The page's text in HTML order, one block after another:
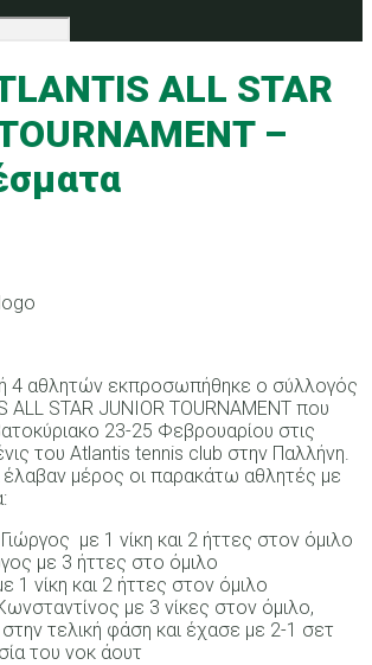
ALL STAR
–
4 αθλητών εκπροσωπήθηκε ο σύλλογός
ALL STAR JUNIOR TOURNAMENT που
23-25 Φεβρουαρίου στις
του Atlantis tennis club στην Παλλήνη.
έλαβαν μέρος οι παρακάτω αθλητές με
με 1 νίκη και 2 ήττες στον όμιλο
με 3 ήττες στο όμιλο
1 νίκη και 2 ήττες στον όμιλο
με 3 νίκες στον όμιλο,
τελική φάση και έχασε με 2-1 σετ
του νοκ άουτ